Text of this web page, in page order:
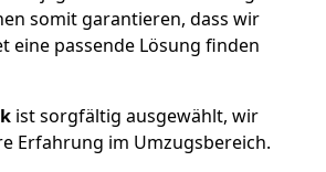
somit garantieren, dass wir
eine passende Lösung finden
ist sorgfältig ausgewählt, wir
Erfahrung im Umzugsbereich.